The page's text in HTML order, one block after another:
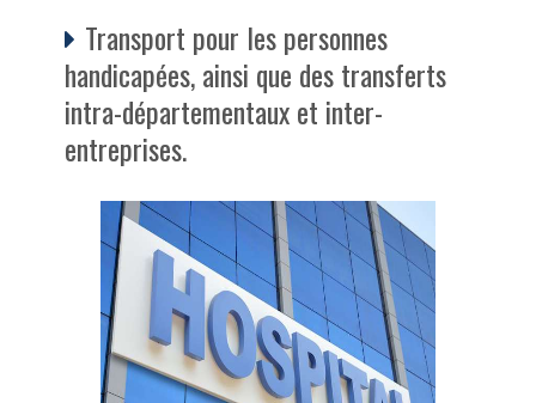
Transport pour les personnes
handicapées, ainsi que des transferts
intra-départementaux et inter-
entreprises.